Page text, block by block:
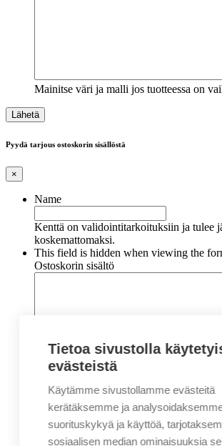
Mainitse väri ja malli jos tuotteessa on
Pyydä tarjous ostoskorin sisällöstä
×
Name
Kenttä on validointitarkoituksiin ja tulee
koskemattomaksi.
This field is hidden when viewing the
Ostoskorin sisältö
Nimi*
Etunimi
Sukunimi
Tietoa sivustolla
evästeistä
Käytämme sivustollamme evästeitä
kerätäksemme ja
suorituskykyä ja käyttöä,
sosiaalisen median ominaisuuksia